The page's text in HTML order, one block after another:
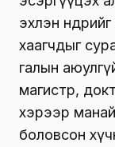
эхлэн
хаагчдыг
галын
магистр,
хэрээр
боловсон